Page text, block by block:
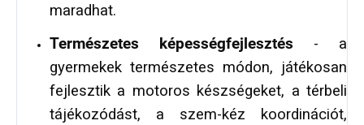
maradhat.
Természetes képességfejlesztés - a
gyermekek természetes módon, játékosan
fejlesztik a motoros készségeket, a térbeli
tájékozódást, a szem-kéz koordinációt,